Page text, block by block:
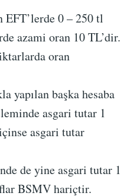
EFT’lerde 0 – 250 tl
azami oran 10 TL’dir.
oran
yapılan başka hesaba
asgari tutar 1
asgari tutar
de yine asgari tutar 1
BSMV hariçtir.